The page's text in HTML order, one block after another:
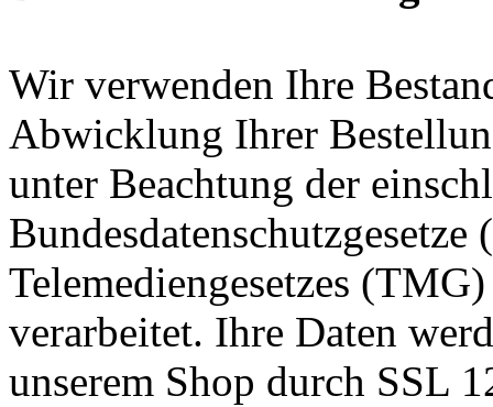
Wir verwenden Ihre
Abwicklung Ihrer
unter Beachtung der
Bundesdatenschutzgesetze
Telemediengesetzes
verarbeitet. Ihre Daten
unserem Shop durch SSL